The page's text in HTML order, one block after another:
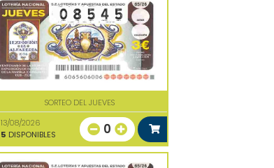
SORTEO DEL JUEVES
13/08/2026
5 DISPONIBLES 0